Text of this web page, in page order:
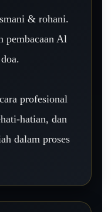
& rohani.
pembacaan Al
profesional
hatian, dan
dalam proses